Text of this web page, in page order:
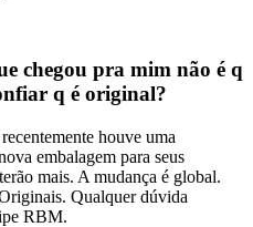
chegou pra mim não é q
q é original?
houve uma
embalagem para seus
mais. A mudança é global.
Qualquer dúvida
RBM.